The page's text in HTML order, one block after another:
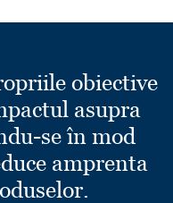
obiective
asupra
se în mod
amprenta